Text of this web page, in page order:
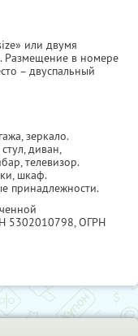
или двумя
Размещение в номере
– двуспальный
зеркало.
диван,
телевизор.
шкаф.
принадлежности.
5302010798, ОГРН